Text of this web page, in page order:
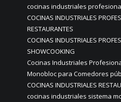
cocinas industriales
COCINAS INDUSTRIALES
RESTAURANTES
COCINAS INDUSTRIALES
SHOWCOOKING
Cocinas Industriales
Monobloc para Comedores
COCINAS INDUSTRIALES
cocinas industriales sistema